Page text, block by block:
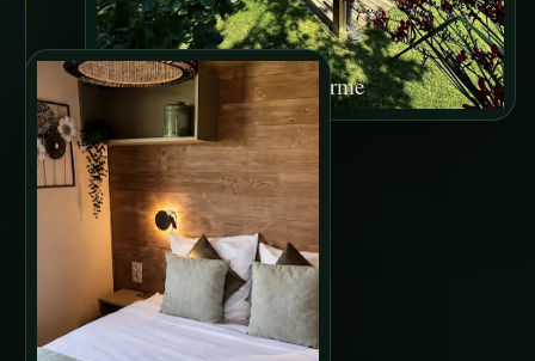
LE LIEU
Voir le séjour prendre forme